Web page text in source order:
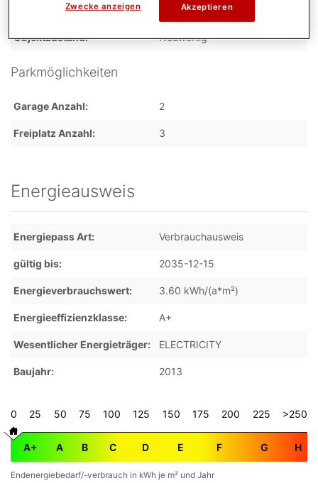
Objektzustand Neuwertig
Parkmöglichkeiten
Garage Anzahl 2
Freiplatz Anzahl 3
Energieausweis
Energiepass Art Verbrauchausweis
gültig bis 2035-12-15
Energieverbrauchswert 3.60 kWh/(a*m²)
Energieeffizienzklasse A+
Wesentlicher Energieträger ELECTRICITY
Baujahr 2013
0 25 50 75 100 125 150 175 200 225 >250
A+ A B C D E F G H
Endenergiebedarf/-verbrauch in kWh je m² und Jahr
Zwecke anzeigen Akzeptieren